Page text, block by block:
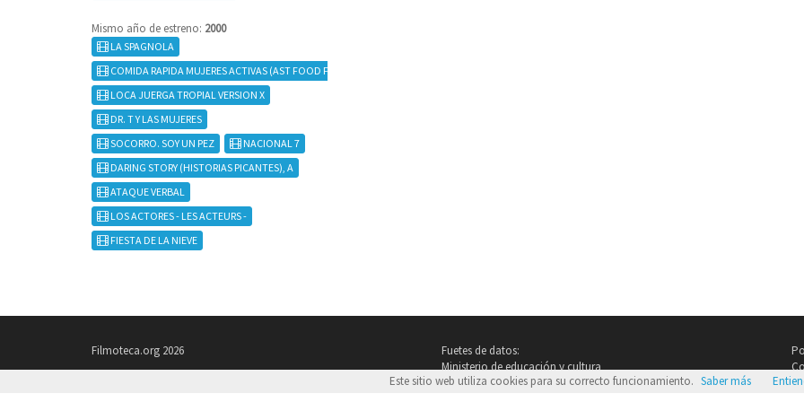
Mismo año de estreno: 2000
LA SPAGNOLA
COMIDA RAPIDA MUJERES ACTIVAS (AST FOOD FAST WOME
LOCA JUERGA TROPIAL VERSION X
DR. T Y LAS MUJERES
SOCORRO. SOY UN PEZ
NACIONAL 7
DARING STORY (HISTORIAS PICANTES), A
ATAQUE VERBAL
LOS ACTORES - LES ACTEURS -
FIESTA DE LA NIEVE
Filmoteca.org 2026
Fuetes de datos:
Ministerio de educación y cultura
Imdb.com
Este sitio web utiliza cookies para su correcto funcionamiento. Saber más